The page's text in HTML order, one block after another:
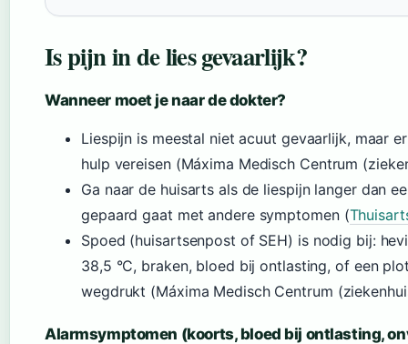
Is pijn in de lies gevaarlijk?
Wanneer moet je naar de dokter?
Liespijn is meestal niet acuut gevaarlijk, maar
hulp vereisen (Máxima Medisch Centrum
Ga naar de huisarts als de liespijn langer dan
gepaard gaat met andere symptomen (
Spoed (huisartsenpost of SEH) is nodig bij:
38,5 °C, braken, bloed bij ontlasting, of een
wegdrukt (Máxima Medisch Centrum
Alarmsymptomen (koorts, bloed bij ontlasting,